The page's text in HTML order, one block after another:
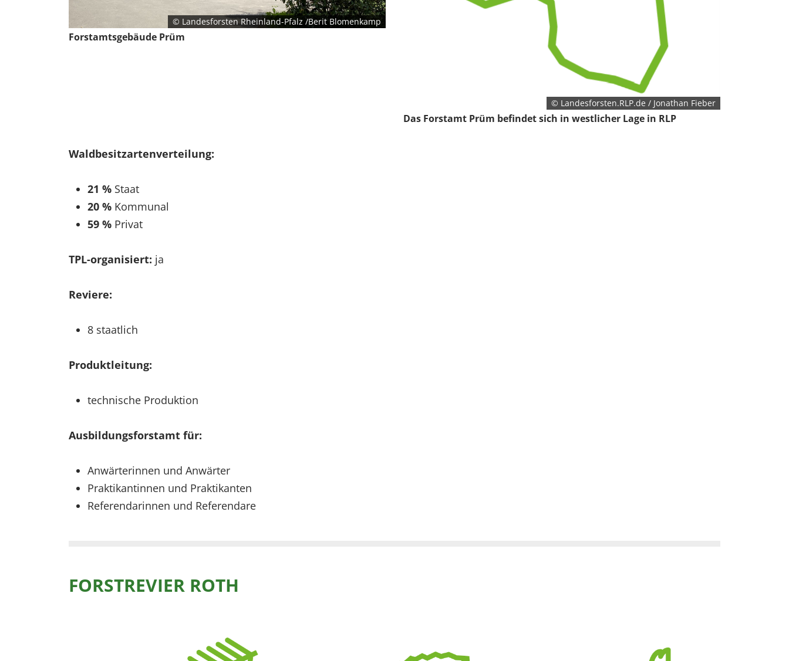
© Landesforsten Rheinland-Pfalz /Berit Blomenkamp
Forstamtsgebäude Prüm
© Landesforsten.RLP.de / Jonathan Fieber
Das Forstamt Prüm befindet sich in westlicher Lage in RLP
Waldbesitzartenverteilung:
21 % Staat
20 % Kommunal
59 % Privat
TPL-organisiert: ja
Reviere:
8 staatlich
Produktleitung:
technische Produktion
Ausbildungsforstamt für:
Anwärterinnen und Anwärter
Praktikantinnen und Praktikanten
Referendarinnen und Referendare
FORSTREVIER ROTH
EXTERNE MEDIEN
Um Inhalte von Videoplattformen und Social Media
Plattformen anzeigen zu können, werden von